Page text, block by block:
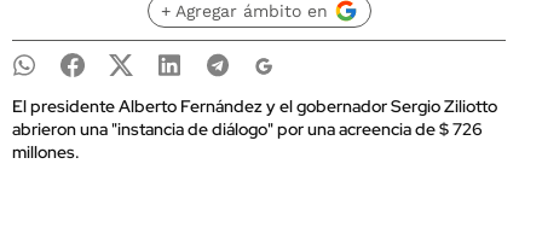
+ Agregar ámbito en
El presidente Alberto Fernández y el gobernador Sergio Ziliotto
abrieron una "instancia de diálogo" por una acreencia de $ 726
millones.